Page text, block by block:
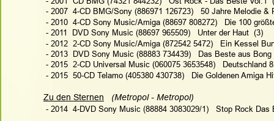
- 2007  4-CD BMG/Sony (886971 126723)   50 Jahre Melodie &
- 2010  4-CD Sony Music/Amiga (88697 808272)   Die 100
- 2011  DVD Sony Music (88697 965509)   Unter der Haut  (3)
- 2012  2-CD Sony Music/Amiga (872542 5472)   Ein Kessel
- 2013  DVD Sony Music (88883 734439)   Das Beste aus
- 2015  2-CD Universal Music (060075 3653548)   Deutschland
- 2015  50-CD Telamo (405380 430738)   Die Goldenen Amiga
Zu den Sternen
(Metropol - Metropol)
- 2014  4-DVD Sony Music (88884 3083029/1)   Stop Rock Das